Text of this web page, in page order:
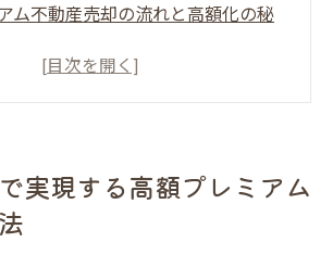
ム不動産売却の流れと高額化の秘
住宅のプレミアム売却で差がつく
実現する高額プレミアム